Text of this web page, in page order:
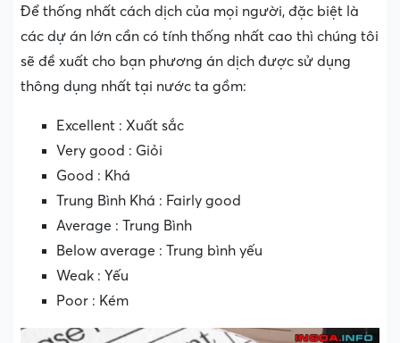
Để thống nhất cách dịch của mọi người, đặc biệt là
các dự án lớn cần có tính thống nhất cao thì chúng tôi
sẽ đề xuất cho bạn phương án dịch được sử dụng
thông dụng nhất tại nước ta gồm:
Excellent : Xuất sắc
Very good : Giỏi
Good : Khá
Trung Bình Khá : Fairly good
Average : Trung Bình
Below average : Trung bình yếu
Weak : Yếu
Poor : Kém